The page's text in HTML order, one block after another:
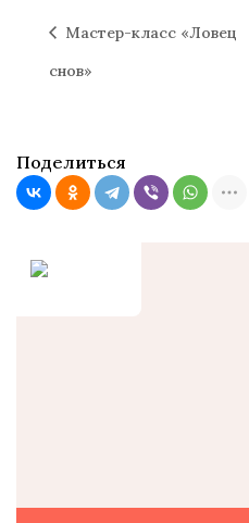
Мастер-класс «Ловец
снов»
Поделиться